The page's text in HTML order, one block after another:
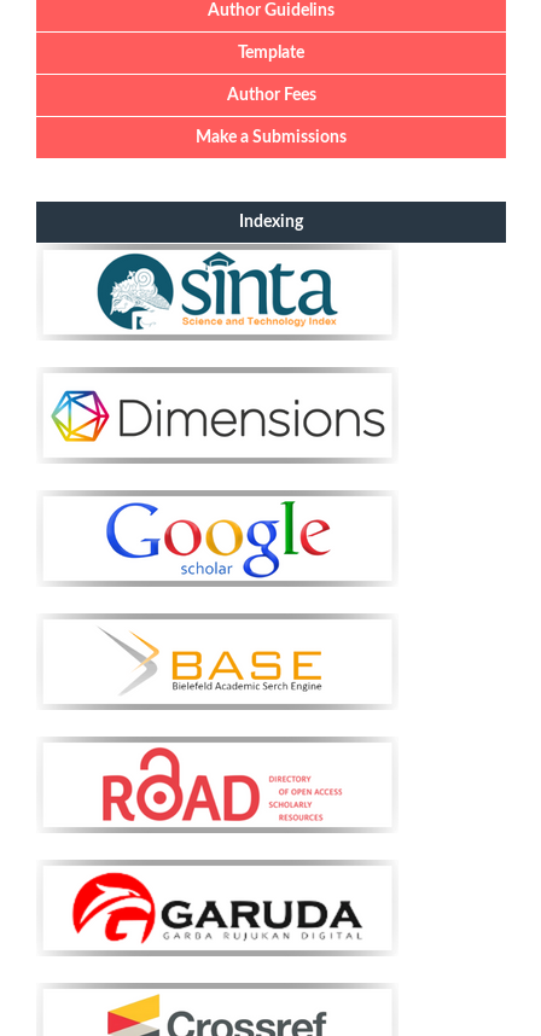
Author Guidelins
Template
Author Fees
Make a Submissions
Indexing